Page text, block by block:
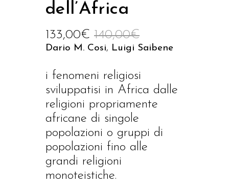
dell’Africa
140,00€
133,00€
Dario M. Cosi, Luigi Saibene
i fenomeni religiosi
sviluppatisi in Africa dalle
religioni propriamente
africane di singole
popolazioni o gruppi di
popolazioni fino alle
grandi religioni
monoteistiche.